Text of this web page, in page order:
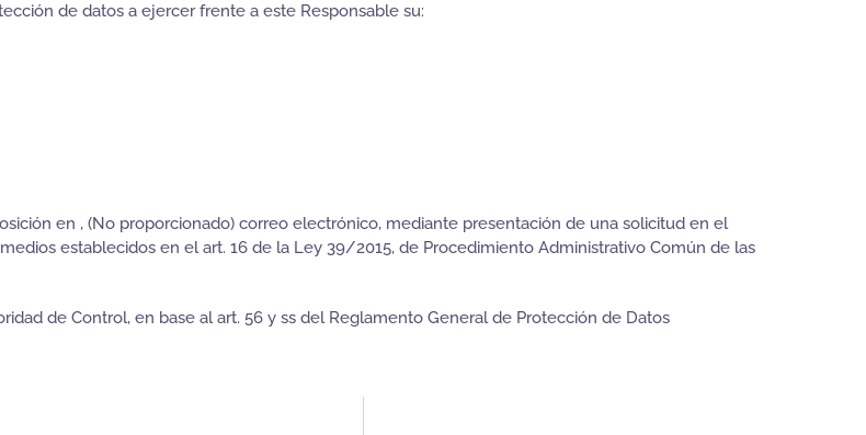
de datos a ejercer frente a este Responsable su:
en , (No proporcionado) correo electrónico, mediante presentación de una solicitud en el
establecidos en el art. 16 de la Ley 39/2015, de Procedimiento Administrativo Común de las
de Control, en base al art. 56 y ss del Reglamento General de Protección de Datos